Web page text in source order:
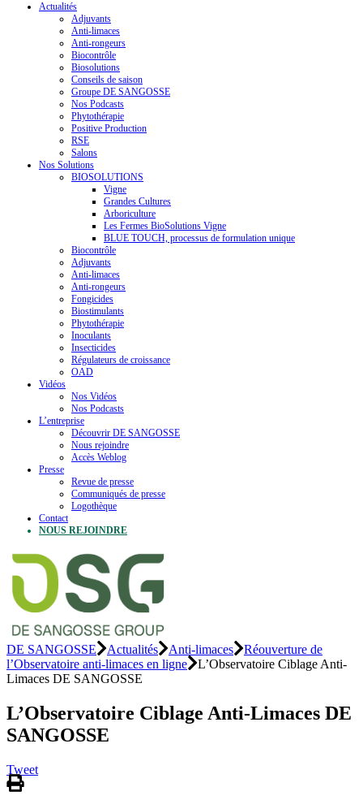
Actualités
Adjuvants
Anti-limaces
Anti-rongeurs
Biocontrôle
Biosolutions
Conseils de saison
Groupe DE SANGOSSE
Nos Podcasts
Phytothérapie
Positive Production
RSE
Salons
Nos Solutions
BIOSOLUTIONS
Vigne
Grandes Cultures
Arboriculture
Les Fermes BioSolutions Vigne
BLUE TOUCH, processus de formulation unique
Biocontrôle
Adjuvants
Anti-limaces
Anti-rongeurs
Fongicides
Biostimulants
Phytothérapie
Inoculants
Insecticides
Régulateurs de croissance
OAD
Vidéos
Nos Vidéos
Nos Podcasts
L’entreprise
Découvrir DE SANGOSSE
Nous rejoindre
Accès Weblog
Presse
Revue de presse
Communiqués de presse
Logothèque
Contact
NOUS REJOINDRE
DE SANGOSSE Actualités Anti-limaces
Réouverture de
l’Observatoire anti-limaces en ligne
L’Observatoire Ciblage Anti-
Limaces DE SANGOSSE
L’Observatoire Ciblage Anti-Limaces DE
SANGOSSE
Tweet